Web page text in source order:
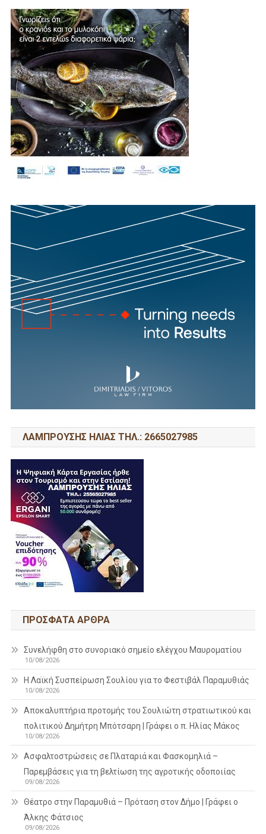
ΛΑΜΠΡΟΥΣΗΣ ΗΛΙΑΣ ΤΗΛ.: 2665027985
ΠΡΌΣΦΑΤΑ ΆΡΘΡΑ
Συνελήφθη στο συνοριακό σημείο ελέγχου Μαυροματίου
10/08/2026
Η Λαϊκή Συσπείρωση Σουλίου για το Φεστιβάλ Παραμυθιάς
10/08/2026
Aποκαλυπτήρια προτομής του Σουλιώτη στρατιωτικού και
πολιτικού Δημήτρη Μπότσαρη | Γράφει ο π. Ηλίας Μάκος
10/08/2026
Ασφαλτοστρώσεις σε Πλαταριά και Φασκομηλιά –
Παρεμβάσεις για τη βελτίωση της αγροτικής οδοποιίας
09/08/2026
Θέατρο στην Παραμυθιά – Πρόταση στον Δήμο | Γράφει ο
Άλκης Φάτσιος
09/08/2026